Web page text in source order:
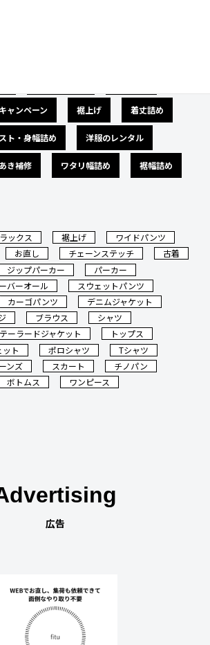
キャンペーン 裾上げ 着丈詰め
ト・身幅詰め 洋服のレンタル
き補修 ワタリ幅詰め 裾幅詰め
ックス 裾上げ
ワイドパンツ
お直し チェーンステッチ
古着
ジップパーカー
パーカー
バーオール
スウェットパンツ
カーゴパンツ
デニムジャケット
ブラウス
シャツ
テーラードジャケット
トップス
ト
ポロシャツ
Tシャツ
ンズ スカート
チノパン
ボトムス ワンピース
広告